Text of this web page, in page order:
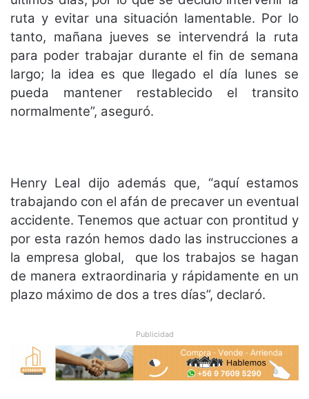
ruta y evitar una situación lamentable. Por lo
tanto, mañana jueves se intervendrá la ruta
para poder trabajar durante el fin de semana
largo; la idea es que llegado el día lunes se
pueda mantener restablecido el transito
normalmente”, aseguró.
Henry Leal dijo además que, “aquí estamos
trabajando con el afán de precaver un eventual
accidente. Tenemos que actuar con prontitud y
por esta razón hemos dado las instrucciones a
la empresa global, que los trabajos se hagan
de manera extraordinaria y rápidamente en un
plazo máximo de dos a tres días”, declaró.
Publicidad